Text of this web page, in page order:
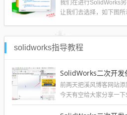
我们在进行SolidWorks
让我们去选择，如下图所
solidworks指导教程
SolidWorks二次开发
前两天把溪风博客网站添
今天有空给大家分享一
格菜单的添加。效...